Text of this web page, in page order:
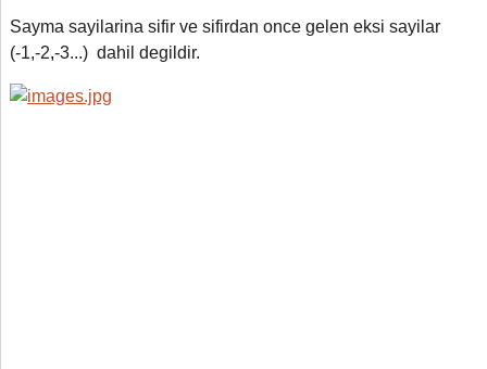
Sayma sayilarina sifir ve sifirdan once gelen eksi sayilar
(-1,-2,-3...) dahil degildir.